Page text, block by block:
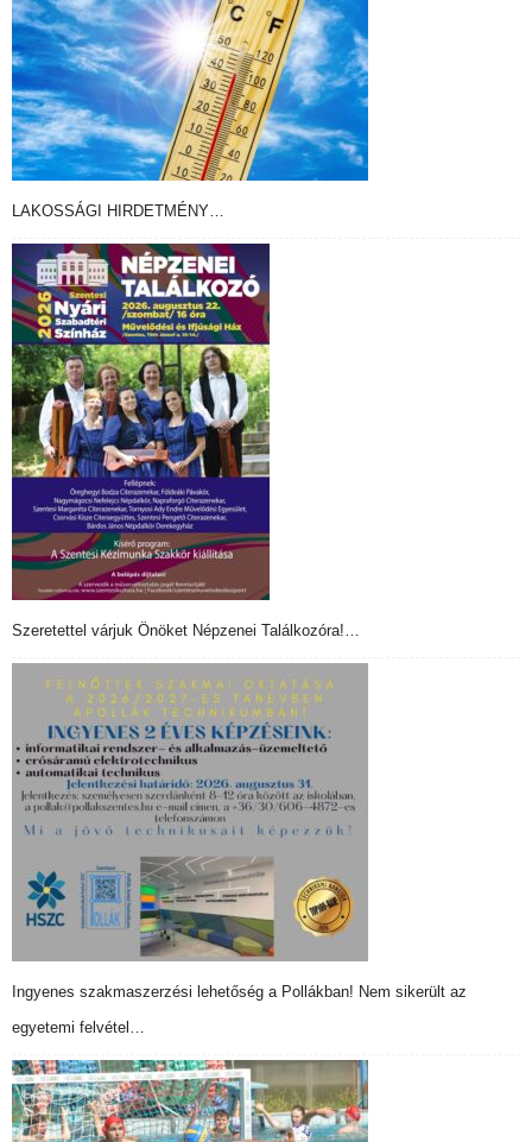
LAKOSSÁGI HIRDETMÉNY…
Szeretettel várjuk Önöket Népzenei Találkozóra!…
Ingyenes szakmaszerzési lehetőség a Pollákban! Nem sikerült az
egyetemi felvétel…